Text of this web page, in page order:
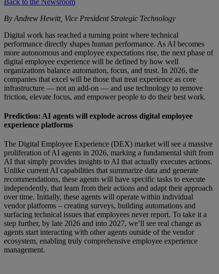
By Andrew Hewitt, Vice President Strategic Technology
Digital work has reached a turning point where technical
performance directly shapes human performance. As AI becomes
more autonomous and employee expectations rise, the next phase of
digital employee experience will be defined by how well
organizations balance automation, focus, and trust. In 2026, the
companies that excel will be those that treat experience as core
infrastructure — not an add-on — and use technology to remove
friction, elevate focus, and empower people to do their best work.
Prediction: AI agents will explode across digital employee
experience platforms
The Digital Employee Experience (DEX) market will see a massive
proliferation of AI agents in 2026, marking a fundamental shift from
AI that simply provides insights to AI that actually executes actions.
Unlike current AI capabilities that summarize data and generate
recommendations, these agents will have specific tasks to execute
independently, that learn from their actions and adapt their approach
over time. Initially, these agents will operate within individual
vendor platforms – creating surveys, building automations and
surfacing technical issues that employees never report. To take it a
step further, by late 2026 and into 2027, we’ll see real change as
agents start interacting with other agents outside of the vendor
ecosystem, enabling truly comprehensive employee experience
management.